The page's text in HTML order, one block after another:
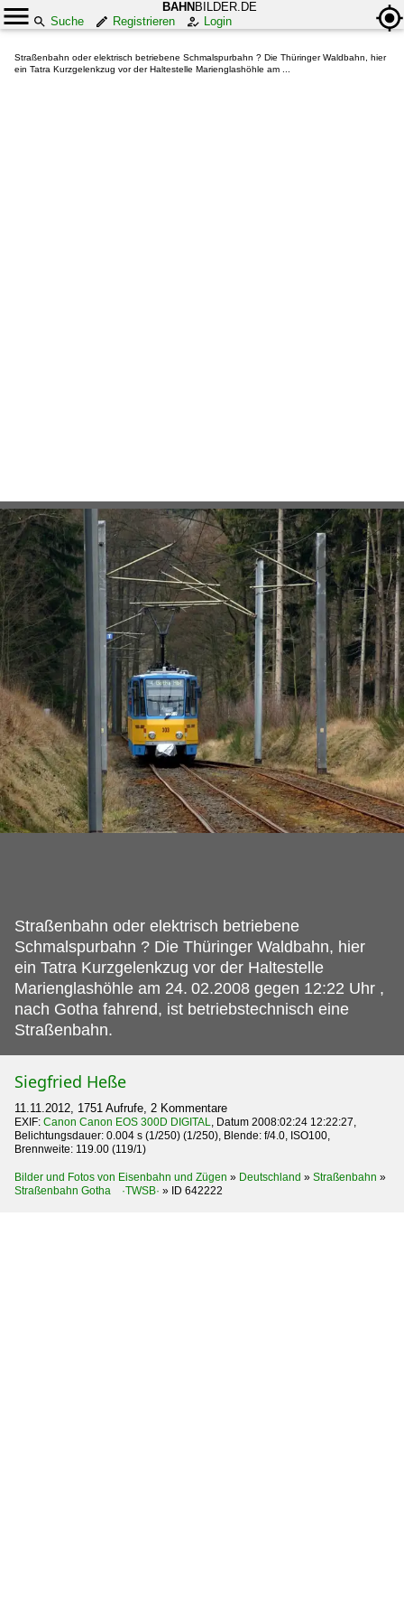
BAHN BILDER.DE
Suche
Registrieren Login
Straßenbahn oder elektrisch betriebene Schmalspurbahn ? Die Thüringer Waldbahn, hier
ein Tatra Kurzgelenkzug vor der Haltestelle Marienglashöhle am ...
Straßenbahn oder elektrisch betriebene
Schmalspurbahn ? Die Thüringer Waldbahn, hier
ein Tatra Kurzgelenkzug vor der Haltestelle
Marienglashöhle am 24. 02.2008 gegen 12:22 Uhr ,
nach Gotha fahrend, ist betriebstechnisch eine
Straßenbahn.
Siegfried Heße
11.11.2012, 1751 Aufrufe, 2 Kommentare
EXIF: Canon Canon EOS 300D DIGITAL, Datum 2008:02:24 12:22:27,
Belichtungsdauer: 0.004 s (1/250) (1/250), Blende: f/4.0, ISO100,
Brennweite: 119.00 (119/1)
Bilder und Fotos von Eisenbahn und Zügen » Deutschland » Straßenbahn »
Straßenbahn Gotha ·TWSB· » ID 642222